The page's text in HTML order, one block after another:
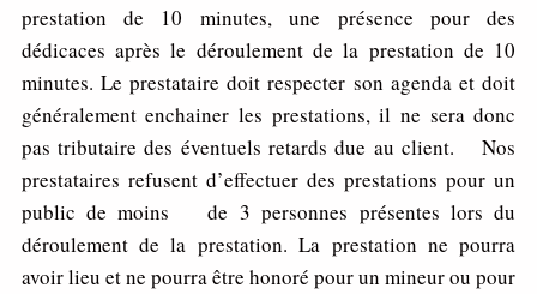
prestation de 10 minutes, une présence pour des
dédicaces après le déroulement de la prestation de 10
minutes. Le prestataire doit respecter son agenda et doit
généralement enchainer les prestations, il ne sera donc
pas tributaire des éventuels retards due au client. Nos
prestataires refusent d’effectuer des prestations pour un
public de moins de 3 personnes présentes lors du
déroulement de la prestation. La prestation ne pourra
avoir lieu et ne pourra être honoré pour un mineur ou pour